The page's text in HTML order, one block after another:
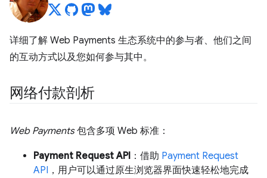
详细了解 Web Payments 生态系统中的参与者、他们之间
的互动方式以及您如何参与其中。
网络付款剖析
Web Payments包含多项 Web 标准：
Payment Request API ：借助 Payment Request
API ，用户可以通过原生浏览器界面快速轻松地完成